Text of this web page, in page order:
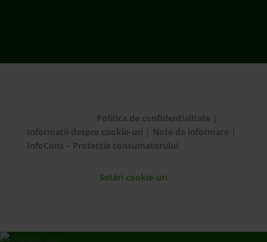
Politica de confidențialitate
Informații despre cookie-uri
Note de informare
InfoCons – Protecția consumatorului
Setări cookie-uri